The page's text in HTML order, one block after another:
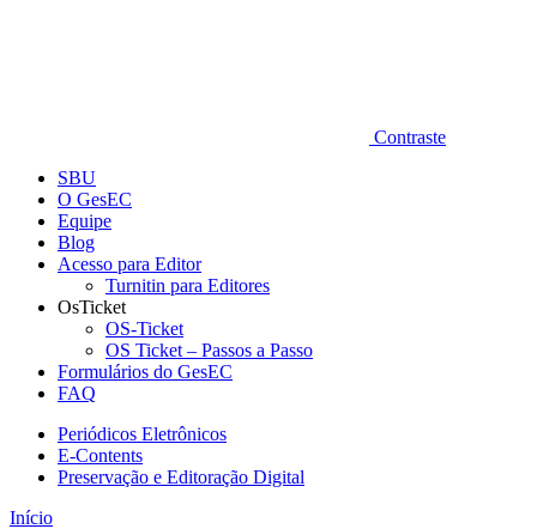
Contraste
SBU
O GesEC
Equipe
Blog
Acesso para Editor
Turnitin para Editores
OsTicket
OS-Ticket
OS Ticket – Passos a Passo
Formulários do GesEC
FAQ
Periódicos Eletrônicos
E-Contents
Preservação e Editoração Digital
Início